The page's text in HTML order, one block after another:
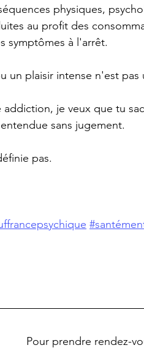
physiques,
au profit des
symptômes à l'arrêt.
un plaisir intense n'est pas
addiction, je veux que tu
sans jugement.
pas.
Pour prendre rendez-